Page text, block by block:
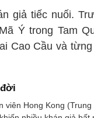
giả tiếc nuối.
Ý trong Tam
Cao Cầu và
viên Hong Kong (Trung